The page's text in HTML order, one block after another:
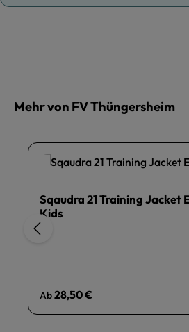
Mehr von FV Thüngersheim
Sqaudra 21 Training Jacket
Kids
Regulärer Preis:
Ab28,50 €